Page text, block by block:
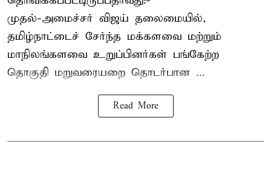
முதல்-அமைச்சர் விஜய் தலைமையில்,
தமிழ்நாட்டைச் சேர்ந்த மக்களவை மற்றும்
மாநிலங்களவை உறுப்பினர்கள் பங்கேற்ற
தொகுதி மறுவரையறை தொடர்பான ...
Read More